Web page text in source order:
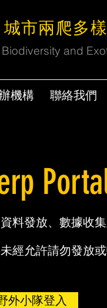
料發放、 數據收集
未經允許請勿發放
外小隊登入
市兩爬多
and
機構 聯絡我們